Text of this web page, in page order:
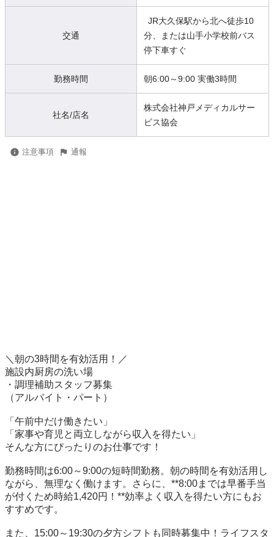
交通
JR大久保駅から北へ徒歩10
分、または山手小学校前バス
停下車すぐ
勤務時間 朝6:00～9:00 実働3時間
社名/店名
株式会社神戸メディカルサー
ビス協会
注意事項 通報
＼朝の3時間を有効活用！／
施設内厨房の洗い場
・調理補助スタッフ募集
（アルバイト・パート）
「午前中だけ働きたい」
「家事や育児と両立しながら収入を得たい」
そんな方にぴったりのお仕事です！
勤務時間は6:00～9:00の短時間勤務。朝の時間を有効活用し
ながら、無理なく働けます。さらに、**8:00までは早番手当
が付くため時給1,420円！**効率よく収入を得たい方にもお
すすめです。
また、15:00～19:30の夕方シフトも同時募集中！ライフスタ